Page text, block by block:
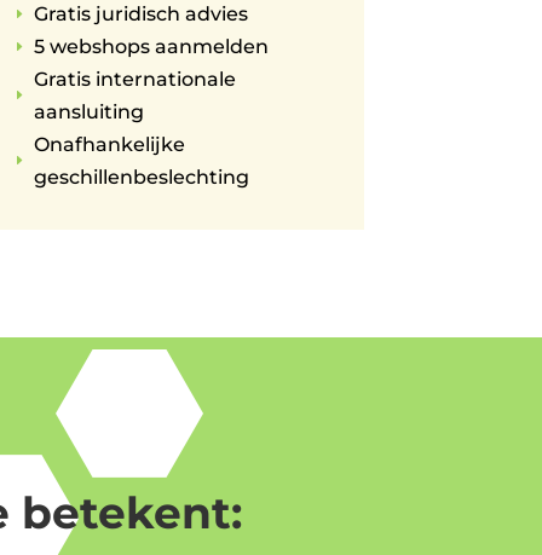
E Gratis juridisch advies
E 5 webshops aanmelden
E
Gratis internationale
aansluiting
E
Onafhankelijke
geschillenbeslechting
betekent: